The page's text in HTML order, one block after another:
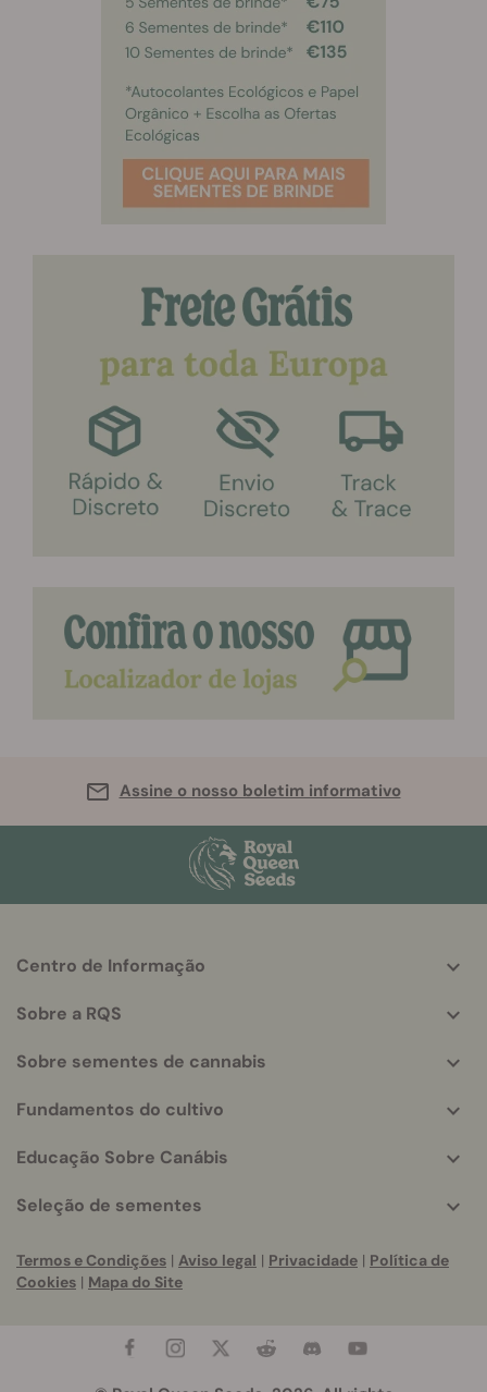
Assine o nosso boletim informativo
info
Centro de Informação
Sobre a RQS
Sobre sementes de cannabis
Fundamentos do cultivo
Educação Sobre Canábis
Seleção de sementes
Termos e Condições | Aviso legal | Privacidade | Política de
Cookies | Mapa do Site